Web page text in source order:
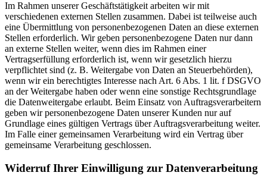
Im Rahmen unserer Geschäftstätigkeit arbeiten wir mit
verschiedenen externen Stellen zusammen. Dabei ist teilweise auch
eine Übermittlung von personenbezogenen Daten an diese externen
Stellen erforderlich. Wir geben personenbezogene Daten nur dann
an externe Stellen weiter, wenn dies im Rahmen einer
Vertragserfüllung erforderlich ist, wenn wir gesetzlich hierzu
verpflichtet sind (z. B. Weitergabe von Daten an Steuerbehörden),
wenn wir ein berechtigtes Interesse nach Art. 6 Abs. 1 lit. f DSGVO
an der Weitergabe haben oder wenn eine sonstige Rechtsgrundlage
die Datenweitergabe erlaubt. Beim Einsatz von Auftragsverarbeitern
geben wir personenbezogene Daten unserer Kunden nur auf
Grundlage eines gültigen Vertrags über Auftragsverarbeitung weiter.
Im Falle einer gemeinsamen Verarbeitung wird ein Vertrag über
gemeinsame Verarbeitung geschlossen.
Widerruf Ihrer Einwilligung zur Datenverarbeitung